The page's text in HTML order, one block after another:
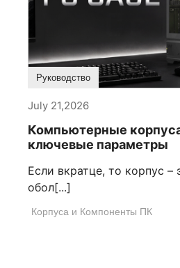
Руководство
July 21,2026
Компьютерные
ключевые параметры
Если вкратце, то корпус –
обол[...]
Корпуса и Компоненты ПК